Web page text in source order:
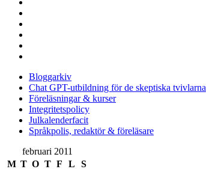
meny
Bloggarkiv
Chat GPT-utbildning för de skeptiska tvivlarna
Föreläsningar & kurser
Integritetspolicy
Julkalenderfacit
Språkpolis, redaktör & föreläsare
Sidopanel
februari 2011
M T O T F L
S